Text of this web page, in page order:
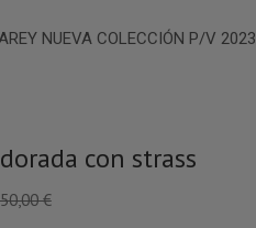
NUEVA COLECCIÓN P/V 2023
con strass
50,00 €